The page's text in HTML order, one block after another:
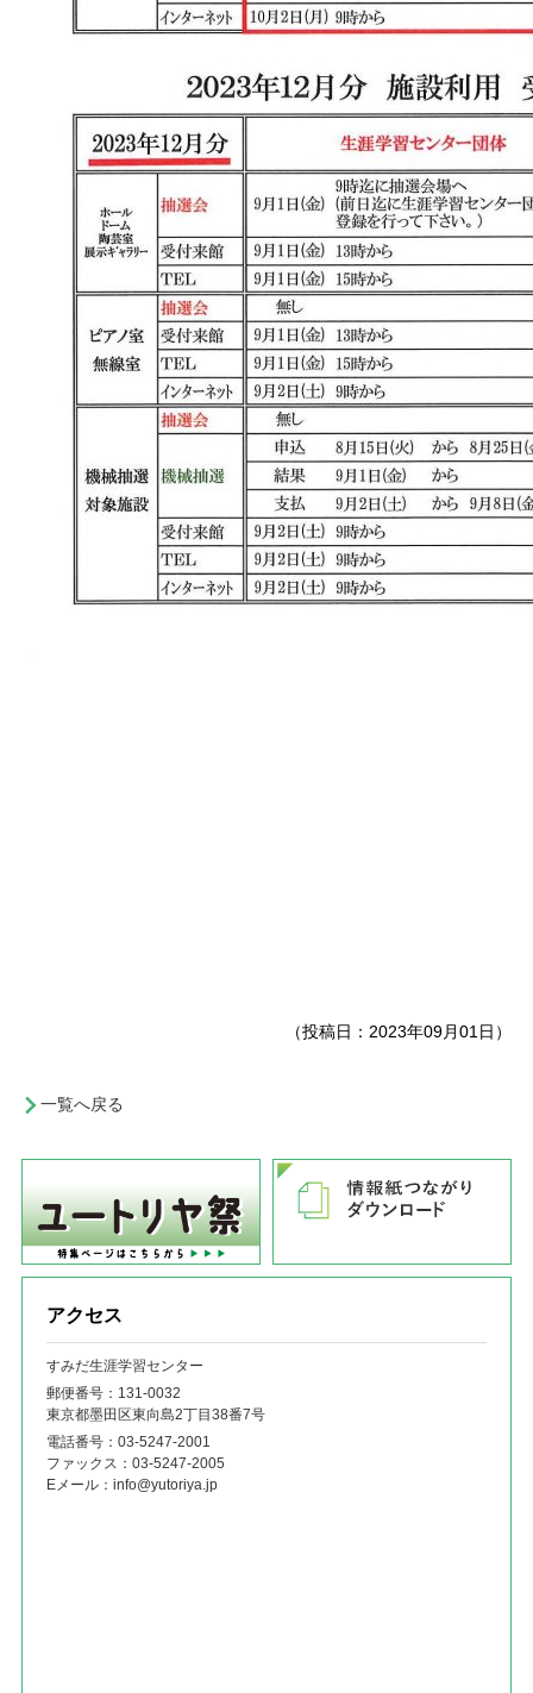
（投稿日：2023年09月01日）
一覧へ戻る
アクセス
すみだ生涯学習センター
郵便番号：131‐0032
東京都墨田区東向島2丁目38番7号
電話番号： 03-5247-2001
ファックス： 03-5247-2005
Eメール： info@yutoriya.jp